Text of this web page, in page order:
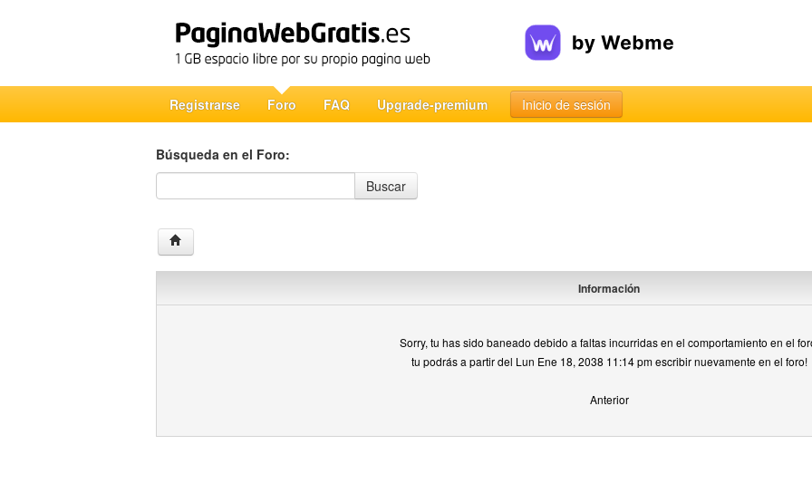
Registrarse Foro FAQ Upgrade-premium Inicio de sesión
Búsqueda en el Foro:
Búsqueda en el Foro
Buscar
Información
Sorry, tu has sido baneado debido a faltas incurridas en el comportamiento en el
tu podrás a partir del Lun Ene 18, 2038 11:14 pm escribir nuevamente en el foro!
Anterior